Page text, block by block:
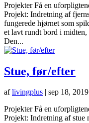
Projekter Få en
Projekt: Indretning af
fungerede hjørnet som
et lavt rundt bord i
Den...
Stue, før/efter
aflivingplus | sep 18, 2019
Projekter Få en
Projekt: Indretning af stue